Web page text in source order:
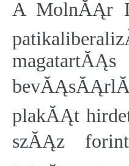
A MolnĂĄr
plakĂĄt
szĂĄz